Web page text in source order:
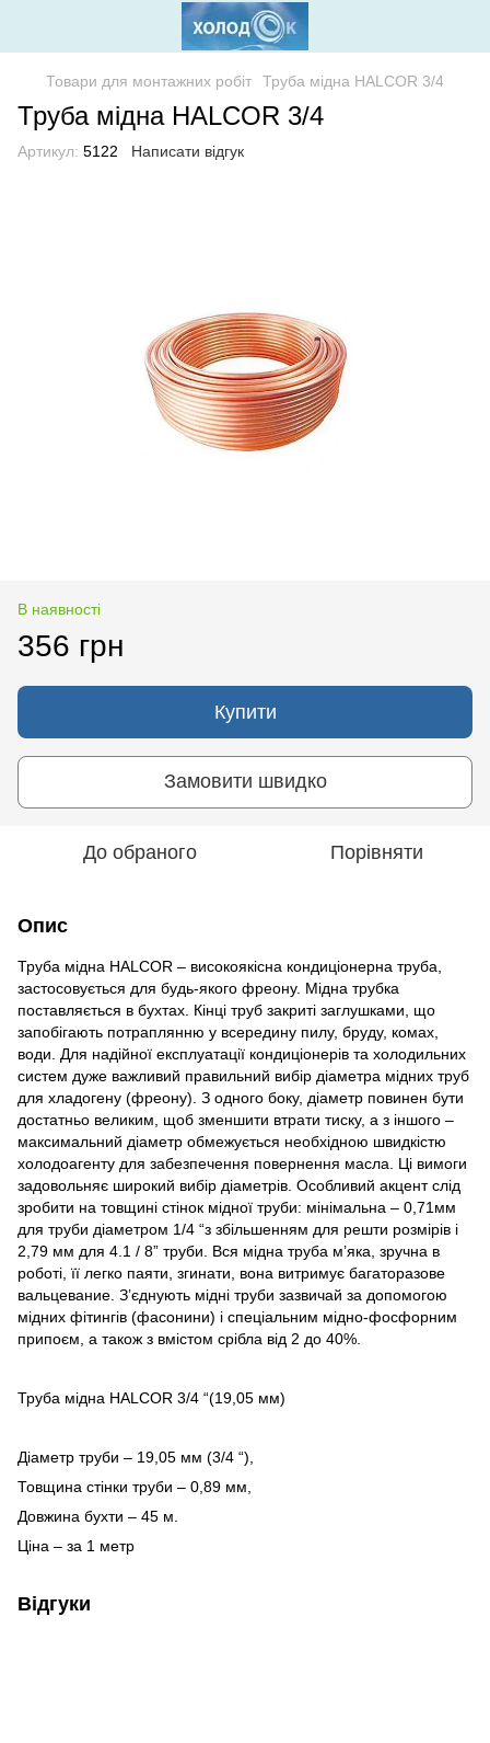
Товари для монтажних робіт Труба мідна HALCOR 3/4
Труба мідна HALCOR 3/4
Артикул: 5122 Написати відгук
В наявності
356 грн
Купити
Замовити швидко
До обраного Порівняти
Опис
Труба мідна HALCOR – високоякісна кондиціонерна труба,
застосовується для будь-якого фреону. Мідна трубка
поставляється в бухтах. Кінці труб закриті заглушками, що
запобігають потраплянню у всередину пилу, бруду, комах,
води. Для надійної експлуатації кондиціонерів та холодильних
систем дуже важливий правильний вибір діаметра мідних труб
для хладогену (фреону). З одного боку, діаметр повинен бути
достатньо великим, щоб зменшити втрати тиску, а з іншого –
максимальний діаметр обмежується необхідною швидкістю
холодоагенту для забезпечення повернення масла. Ці вимоги
задовольняє широкий вибір діаметрів. Особливий акцент слід
зробити на товщині стінок мідної труби: мінімальна – 0,71мм
для труби діаметром 1/4 “з збільшенням для решти розмірів і
2,79 мм для 4.1 / 8” труби. Вся мідна труба м’яка, зручна в
роботі, її легко паяти, згинати, вона витримує багаторазове
вальцевание. З’єднують мідні труби зазвичай за допомогою
мідних фітингів (фасонини) і спеціальним мідно-фосфорним
припоєм, а також з вмістом срібла від 2 до 40%.
Труба мідна HALCOR 3/4 “(19,05 мм)
Діаметр труби – 19,05 мм (3/4 “),
Товщина стінки труби – 0,89 мм,
Довжина бухти – 45 м.
Ціна – за 1 метр
Відгуки